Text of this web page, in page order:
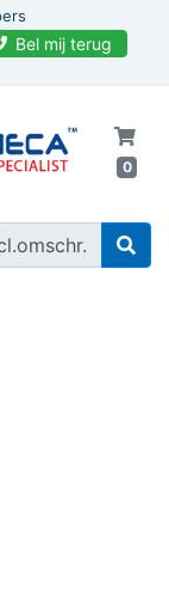
Bel mij terug
0